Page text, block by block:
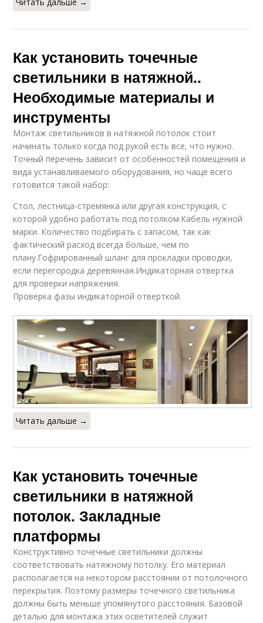
Как установить точечные
светильники в натяжной..
Необходимые материалы и
инструменты
Монтаж светильников в натяжной потолок стоит
начинать только когда под рукой есть все, что нужно.
Точный перечень зависит от особенностей помещения и
вида устанавливаемого оборудования, но чаще всего
готовится такой набор:
Стол, лестница-стремянка или другая конструкция, с
которой удобно работать под потолком.Кабель нужной
марки. Количество подбирать с запасом, так как
фактический расход всегда больше, чем по
плану.Гофрированный шланг для прокладки проводки,
если перегородка деревянная.Индикаторная отвертка
для проверки напряжения.
Проверка фазы индикаторной отверткой.
Читать дальше →
Как установить точечные
светильники в натяжной
потолок. Закладные
платформы
Конструктивно точечные светильники должны
соответствовать натяжному потолку. Его материал
располагается на некотором расстоянии от потолочного
перекрытия. Поэтому размеры точечного светильника
должны быть меньше упомянутого расстояния. Базовой
деталью для монтажа этих осветителей служит